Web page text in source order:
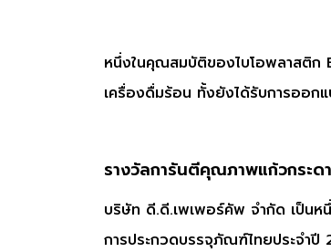
หนึ่งในคุณสมบัติของไบโอพลาสติก
เครื่องดื่มร้อน ทั้งยังได้รับการออก
รางวัลการันตีคุณภาพแก้วกระด
บริษัท ดี.ดี.เพเพอร์คัพ จำกัด เป็นห
การประกวดบรรจุภัณฑ์ไทยประจำปี